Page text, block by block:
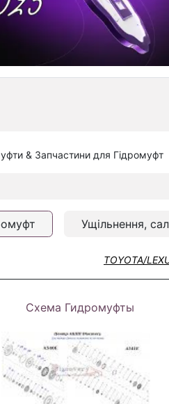
& Запчастини для Гідромуфт
Ущільнення,
TOYOTA/
Схема Гидромуфты